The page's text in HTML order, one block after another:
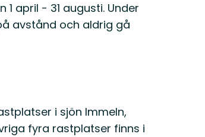
april - 31 augusti. Under
avstånd och aldrig gå
i sjön Immeln,
fyra rastplatser finns i